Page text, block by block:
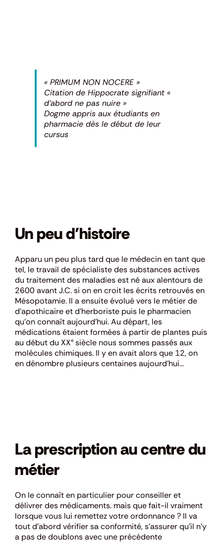
« PRIMUM NON NOCERE »
Citation de Hippocrate signifiant «
d’abord ne pas nuire »
Dogme appris aux étudiants en
pharmacie dès le début de leur
cursus
Un peu d’histoire
Apparu un peu plus tard que le médecin en tant que
tel, le travail de spécialiste des substances actives
du traitement des maladies est né aux alentours de
2600 avant J.C. si on en croit les écrits retrouvés en
Mésopotamie. Il a ensuite évolué vers le métier de
d’apothicaire et d’herboriste puis le pharmacien
qu’on connaît aujourd’hui. Au départ, les
médications étaient formées à partir de plantes puis
au début du XX° siècle nous sommes passés aux
molécules chimiques. Il y en avait alors que 12, on
en dénombre plusieurs centaines aujourd’hui…
La prescription au centre du
métier
On le connaît en particulier pour conseiller et
délivrer des médicaments. mais que fait-il vraiment
lorsque vous lui remettez votre ordonnance ? Il va
tout d’abord vérifier sa conformité, s’assurer qu’il n’y
a pas de doublons avec une précédente